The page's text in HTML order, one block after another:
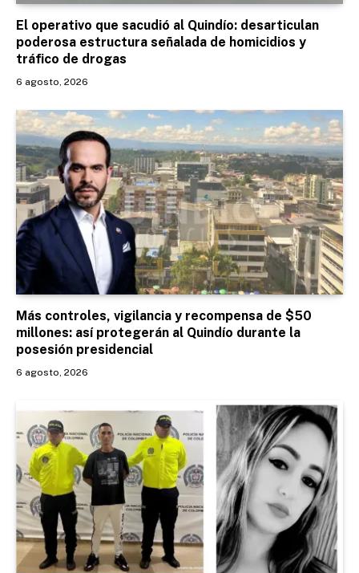
El operativo que sacudió al Quindío: desarticulan
poderosa estructura señalada de homicidios y
tráfico de drogas
6 agosto, 2026
Más controles, vigilancia y recompensa de $50
millones: así protegerán al Quindío durante la
posesión presidencial
6 agosto, 2026